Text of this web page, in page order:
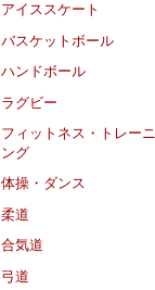
アイススケート
バスケットボール
ハンドボール
ラグビー
フィットネス・トレーニ
ング
体操・ダンス
柔道
合気道
弓道